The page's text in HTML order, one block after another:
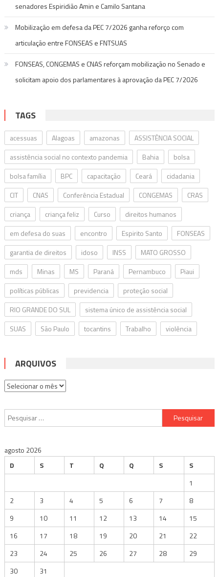
senadores Espiridião Amin e Camilo Santana
Mobilização em defesa da PEC 7/2026 ganha reforço com
articulação entre FONSEAS e FNTSUAS
FONSEAS, CONGEMAS e CNAS reforçam mobilização no Senado e
solicitam apoio dos parlamentares à aprovação da PEC 7/2026
TAGS
acessuas Alagoas amazonas
ASSISTÊNCIA SOCIAL
assistência social no contexto pandemia
Bahia
bolsa
bolsa família
BPC capacitação Ceará
cidadania
CIT
CNAS Conferência Estadual CONGEMAS
CRAS
criança
criança feliz Curso
direitos humanos
em defesa do suas
encontro Espirito Santo
FONSEAS
garantia de direitos
idoso INSS
MATO GROSSO
mds
Minas MS Paraná Pernambuco
Piaui
políticas públicas
previdencia
proteção social
RIO GRANDE DO SUL
sistema único de assistência social
SUAS
São Paulo tocantins Trabalho violência
ARQUIVOS
Arquivos
Pesquisar
por:
agosto 2026
D
S T Q Q S
S
1
2
3 4 5 6 7
8
9
10 11 12 13 14
15
16
17 18 19 20 21
22
23
24 25 26 27 28
29
30
31